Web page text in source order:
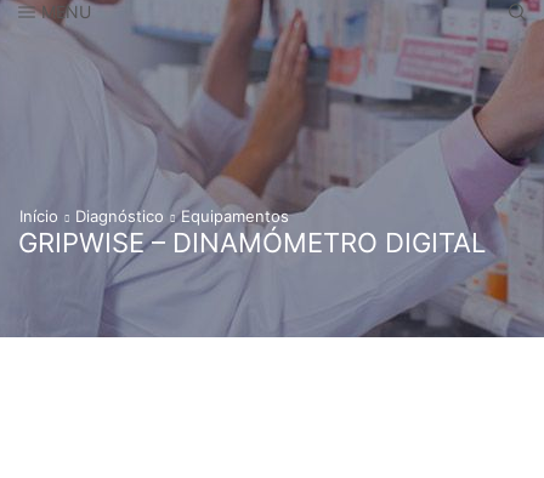
MENU
Início Diagnóstico Equipamentos
GRIPWISE – DINAMÓMETRO DIGITAL